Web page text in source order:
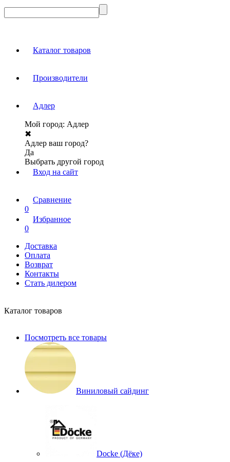
Каталог товаров
Производители
Адлер
Мой город: Адлер
✖
Адлер ваш город?
Да
Выбрать другой город
Вход на сайт
Сравнение
0
Избранное
0
Доставка
Оплата
Возврат
Контакты
Стать дилером
Каталог товаров
Посмотреть все товары
Виниловый сайдинг
Docke (Дёке)